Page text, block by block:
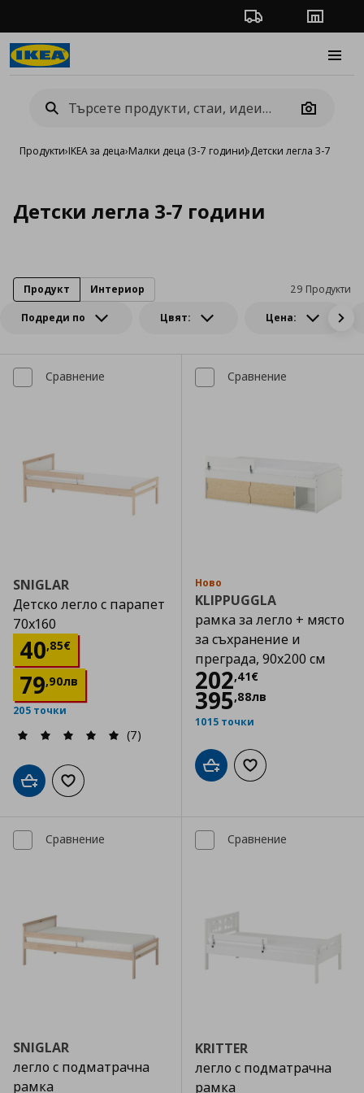
Проследяване на
Camera
Продукти›IKEA за деца›Малки деца (3-7 години)›Детски легла 3-7
Детски легла 3-7 години
Подреди по Цвят: Цена:
29 Продукти
Продукт Интериор
Сравнение
SNIGLAR
Детско легло с парапет
70x160
40,85€
Цена
79,90лв
205 точки
(7)
Добави в кошницата
Добави към списъка с любими
Сравнение
Ново
KLIPPUGGLA
рамка за легло + място
за съхранение и
преграда, 90x200 см
202,41€
Цена
395,88лв
1015 точки
Добави в кошницата
Добави към
Сравнение
SNIGLAR
легло с подматрачна
рамка
Сравнение
KRITTER
легло с подматрачна
рамка